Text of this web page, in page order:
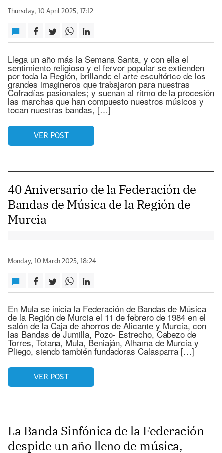
Thursday, 10 April 2025, 17:12
Llega un año más la Semana Santa, y con ella el
sentimiento religioso y el fervor popular se extienden
por toda la Región, brillando el arte escultórico de los
grandes imagineros que trabajaron para nuestras
Cofradías pasionales; y suenan al ritmo de la procesión
las marchas que han compuesto nuestros músicos y
tocan nuestras bandas, […]
VER POST
40 Aniversario de la Federación de
Bandas de Música de la Región de
Murcia
Monday, 10 March 2025, 18:24
En Mula se inicia la Federación de Bandas de Música
de la Región de Murcia el 11 de febrero de 1984 en el
salón de la Caja de ahorros de Alicante y Murcia, con
las Bandas de Jumilla, Pozo- Estrecho, Cabezo de
Torres, Totana, Mula, Beniaján, Alhama de Murcia y
Pliego, siendo también fundadoras Calasparra […]
VER POST
La Banda Sinfónica de la Federación
despide un año lleno de música,